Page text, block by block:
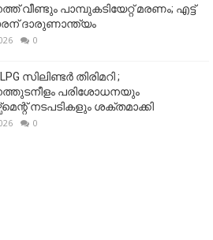
വീണ്ടും പാമ്പുകടിയേറ്റ് മരണം; എട്ട്
ദാരുണാന്ത്യം
0
സിലിണ്ടർ തിരിമറി ;
പരിശോധനയും
നടപടികളും ശക്തമാക്കി
0